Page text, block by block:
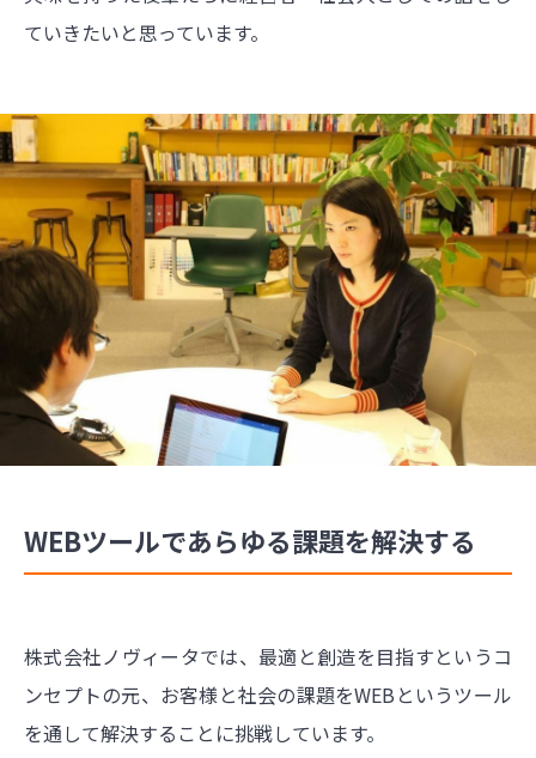
ていきたいと思っています。
WEBツールであらゆる課題を解決する
株式会社ノヴィータでは、最適と創造を目指すというコ
ンセプトの元、お客様と社会の課題をWEBというツール
を通して解決することに挑戦しています。